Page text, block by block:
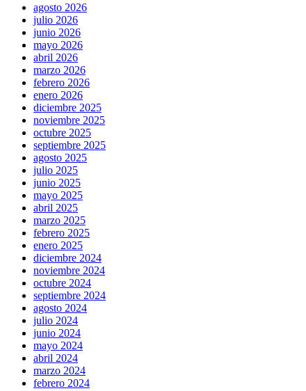
agosto 2026
julio 2026
junio 2026
mayo 2026
abril 2026
marzo 2026
febrero 2026
enero 2026
diciembre 2025
noviembre 2025
octubre 2025
septiembre 2025
agosto 2025
julio 2025
junio 2025
mayo 2025
abril 2025
marzo 2025
febrero 2025
enero 2025
diciembre 2024
noviembre 2024
octubre 2024
septiembre 2024
agosto 2024
julio 2024
junio 2024
mayo 2024
abril 2024
marzo 2024
febrero 2024